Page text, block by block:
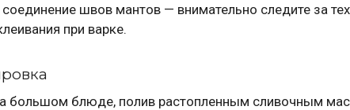
швов мантов — внимательно следите за
при варке.
большом блюде, полив растопленным сливочным